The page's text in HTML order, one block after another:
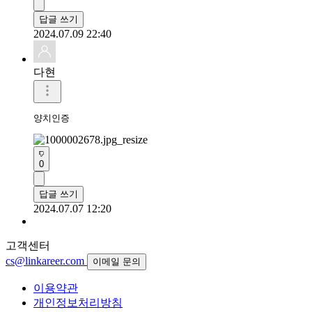
답글 쓰기
2024.07.09 22:40
다현
양치인증
0
답글 쓰기
2024.07.07 12:20
고객센터
cs@linkareer.com
이메일 문의
이용약관
개인정보처리방침